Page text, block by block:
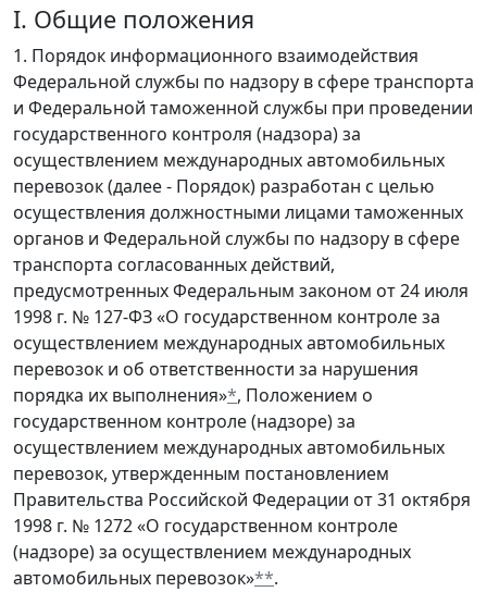
I. Общие положения
1. Порядок информационного взаимодействия
Федеральной службы по надзору в сфере транспорта
и Федеральной таможенной службы при проведении
государственного контроля (надзора) за
осуществлением международных автомобильных
перевозок (далее - Порядок) разработан с целью
осуществления должностными лицами таможенных
органов и Федеральной службы по надзору в сфере
транспорта согласованных действий,
предусмотренных Федеральным законом от 24 июля
1998 г. № 127-ФЗ «О государственном контроле за
осуществлением международных автомобильных
перевозок и об ответственности за нарушения
порядка их выполнения»*, Положением о
государственном контроле (надзоре) за
осуществлением международных автомобильных
перевозок, утвержденным постановлением
Правительства Российской Федерации от 31 октября
1998 г. № 1272 «О государственном контроле
(надзоре) за осуществлением международных
автомобильных перевозок»**.